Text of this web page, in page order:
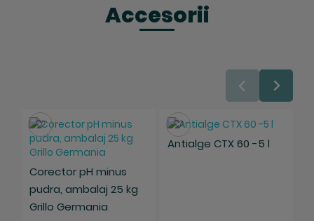
Accesorii
Corector pH minus
pudra, ambalaj 25 kg
Grillo Germania
Salveaza
Antialge CTX 60 -5 l
Salveaza